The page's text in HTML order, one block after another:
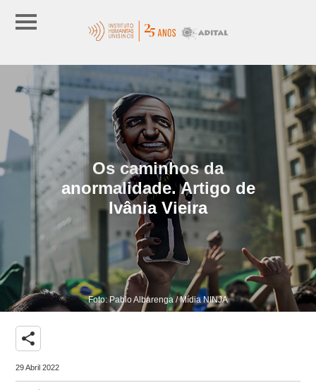
Os caminhos da
anormalidade. Artigo de
Ivânia Vieira
Foto: Pablo Albarenga / Mídia NINJA
share
29 Abril 2022